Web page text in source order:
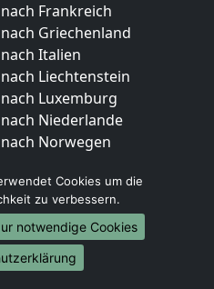
Frankreich
Griechenland
Italien
Liechtenstein
Luxemburg
Niederlande
Norwegen
Berlin
nach Hamburg
München
Köln
Cookies um die
zu verbessern.
notwendige Cookies